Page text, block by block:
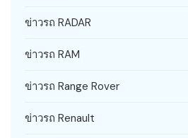
ข่าวรถ RADAR
ข่าวรถ RAM
ข่าวรถ Range Rover
ข่าวรถ Renault